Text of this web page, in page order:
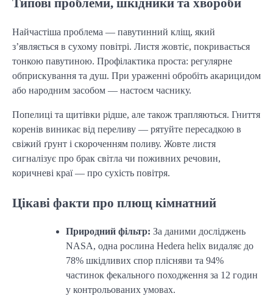
Найчастіша проблема — павутинний кліщ, який
з’являється в сухому повітрі. Листя жовтіє, покривається
тонкою павутиною. Профілактика проста: регулярне
обприскування та душ. При ураженні обробіть акарицидом
або народним засобом — настоєм часнику.
Попелиці та щитівки рідше, але також трапляються. Гниття
коренів виникає від переливу — рятуйте пересадкою в
свіжий ґрунт і скороченням поливу. Жовте листя
сигналізує про брак світла чи поживних речовин,
коричневі краї — про сухість повітря.
Цікаві факти про плющ кімнатний
Природний фільтр: За даними досліджень
NASA, одна рослина Hedera helix видаляє до
78% шкідливих спор плісняви та 94%
частинок фекального походження за 12 годин
у контрольованих умовах.